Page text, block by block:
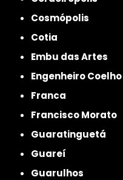
Cosmópolis
Cotia
Embu das Artes
Engenheiro Coelho
Franca
Francisco Morato
Guaratinguetá
Guareí
Guarulhos